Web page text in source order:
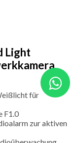
Light
für
F1.0
zur aktiven